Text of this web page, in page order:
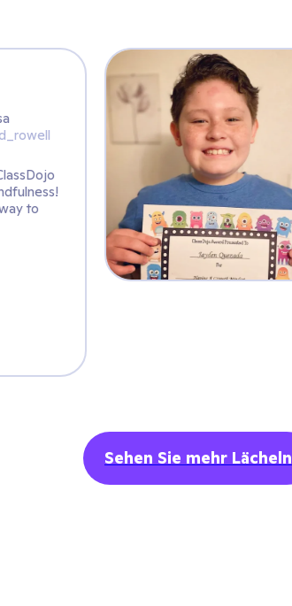
Julissa
@jd_rowell
Love using @ClassDojo
to practice mindfulness!
What a great way to
start the day
Sehen Sie mehr Lächeln